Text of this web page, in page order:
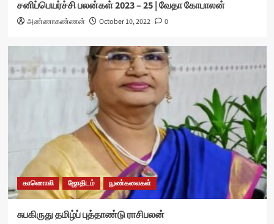
சனிப்பெயர்ச்சி பலன்கள் 2023 – 25 | வேதா கோபாலன்
அண்ணாகண்ணன் October 10, 2022 0
காணொலி ஜோதிடம் நுண்கலைகள்
சுபகிருது தமிழ்ப் புத்தாண்டு ராசிபலன்